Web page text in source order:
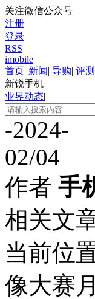
关注微信公众号
注册
登录
RSS
imobile
首页| 新闻| 导购| 评测
新锐手机
业界动态|
-2024-
02/04
作者 手
相关文
当前位
像大赛